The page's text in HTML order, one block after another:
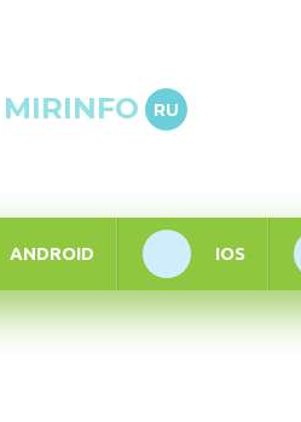
MIRINFO RU
ANDROID IOS